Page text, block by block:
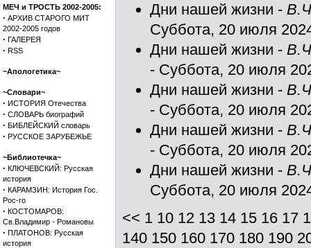
МЕЧ и ТРОСТЬ 2002-2005:
· АРХИВ СТАРОГО МИТ
2002-2005 годов
· ГАЛЕРЕЯ
· RSS
~Апологетика~
~Словари~
· ИСТОРИЯ Отечества
· СЛОВАРЬ биографий
· БИБЛЕЙСКИЙ словарь
· РУССКОЕ ЗАРУБЕЖЬЕ
~Библиотечка~
· КЛЮЧЕВСКИЙ: Русская
история
· КАРАМЗИН: История Гос.
Рос-го
· КОСТОМАРОВ:
Св.Владимир - Романовы
· ПЛАТОНОВ: Русская
история
Дни нашей жизни -
Суббота, 20 июля
Дни нашей жизни -
- Суббота, 20 июля
Дни нашей жизни -
- Суббота, 20 июля
Дни нашей жизни -
- Суббота, 20 июля
Дни нашей жизни -
Суббота, 20 июля
<< 1 10 12 13 14 15 16 17
140 150 160 170 180 190